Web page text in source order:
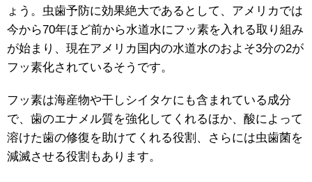
ょう。虫歯予防に効果絶大であるとして、アメリカでは
今から70年ほど前から水道水にフッ素を入れる取り組み
が始まり、現在アメリカ国内の水道水のおよそ3分の2が
フッ素化されているそうです。
フッ素は海産物や干しシイタケにも含まれている成分
で、歯のエナメル質を強化してくれるほか、酸によって
溶けた歯の修復を助けてくれる役割、さらには虫歯菌を
減滅させる役割もあります。